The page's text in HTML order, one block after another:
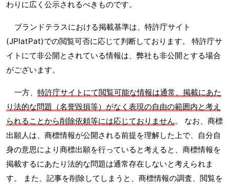
わりに広く公示されるべきものです。
ブランドテラスにおける掲載基準は、特許庁サイト
(JPlatPat)での閲覧可否に応じて判断しております。 特許庁サ
イトにて非公開とされている情報は、弊社も非公開とする場合
がございます。
一方、 特許庁サイトにて閲覧可能な情報は通常、掲載にあた
り法的な問題（名誉毀損等）がなく表現の自由の範囲内と考え
られることから削除依頼等には応じておりません。 なお、商標
出願人は、商標情報が公開される前提を理解した上で、自分自
身の意思により商標出願を行っていると考えると、商標情報を
掲載するにあたり法的な問題は通常存在しないと考えられま
す。 また、記事を削除してしまうと、商標情報の調査、閲覧を